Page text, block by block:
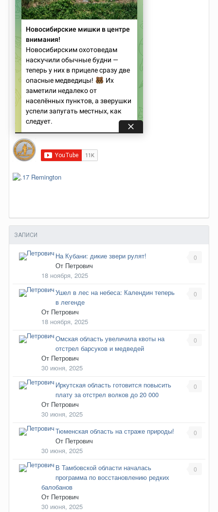
ЗАПИСИ
0
На Кубани: дикие звери рулят!
От Петрович
18 ноября, 2025
0
Ушел в лес на небеса: Календин теперь
в легенде
От Петрович
18 ноября, 2025
0
Омская область увеличила квоты на
отстрел барсуков и медведей
От Петрович
30 июня, 2025
0
Иркутская область готовится повысить
плату за отстрел волков до 20 000
От Петрович
30 июня, 2025
0
Тюменская область на страже природы!
От Петрович
30 июня, 2025
0
В Тамбовской области началась
программа по восстановлению редких
балобанов
От Петрович
30 июня, 2025